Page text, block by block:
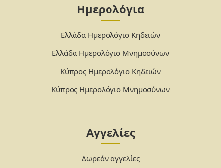
Ημερολόγια
Ελλάδα Ημερολόγιο Κηδειών
Ελλάδα Ημερολόγιο Μνημοσύνων
Κύπρος Ημερολόγιο Κηδειών
Κύπρος Ημερολόγιο Μνημοσύνων
Αγγελίες
Δωρεάν αγγελίες